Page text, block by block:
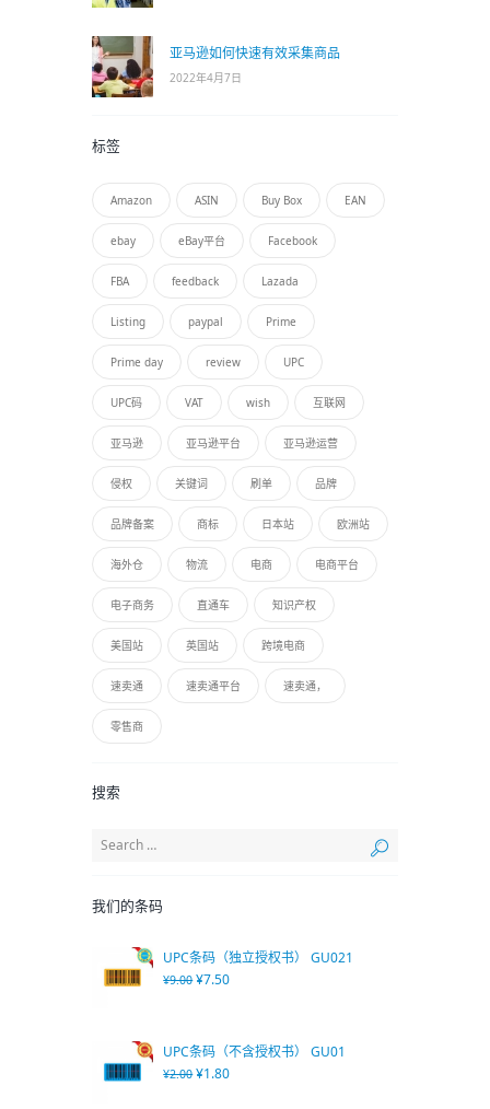
亚马逊如何快速有效采集商品
2022年4月7日
标签
Amazon ASIN Buy Box EAN
ebay eBay平台 Facebook
FBA feedback Lazada
Listing paypal Prime
Prime day review UPC
UPC码 VAT wish 互联网
亚马逊 亚马逊平台 亚马逊运营
侵权 关键词 刷单 品牌
品牌备案 商标 日本站 欧洲站
海外仓 物流 电商 电商平台
电子商务 直通车 知识产权
美国站 英国站 跨境电商
速卖通 速卖通平台 速卖通，
零售商
搜索
我们的条码
UPC条码（独立授权书） GU021
¥9.00 ¥7.50
UPC条码（不含授权书） GU01
¥2.00 ¥1.80